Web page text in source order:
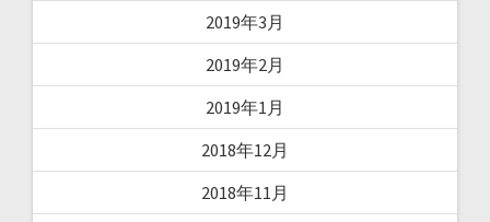
2019年3月
2019年2月
2019年1月
2018年12月
2018年11月